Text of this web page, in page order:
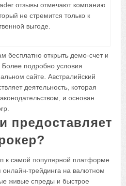
отзывы отмечают компанию
не стремится только к
выгоде.
бесплатно открыть демо-счет и
Более подробно условия
сайте. Австралийский
деятельность, которая
и основан
предоставляет
к самой популярной платформе
трейдинга на валютном
живые спреды и быстрое